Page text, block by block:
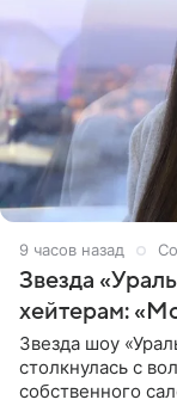
9 часов назад
Звезда
хейтерам:
Звезда шоу
столкнулась с
собственного